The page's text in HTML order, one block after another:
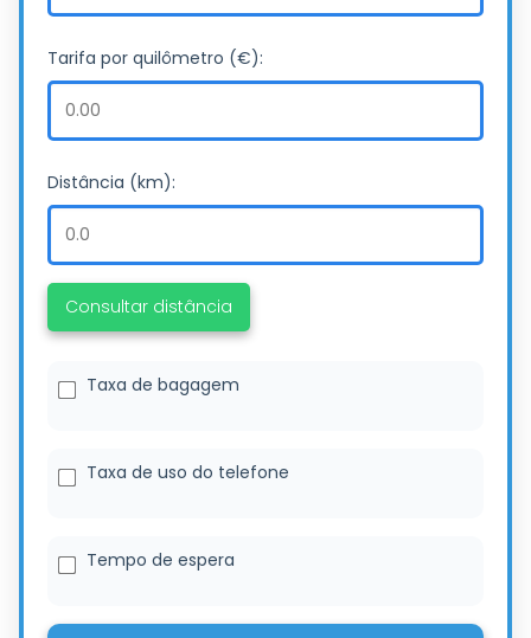
Tarifa por quilômetro (€):
Distância (km):
Consultar distância
Taxa de bagagem
Taxa de uso do telefone
Tempo de espera